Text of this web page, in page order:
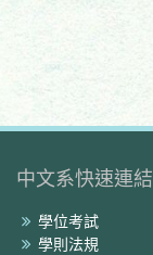
中文系快速連結
學位考試
學則法規